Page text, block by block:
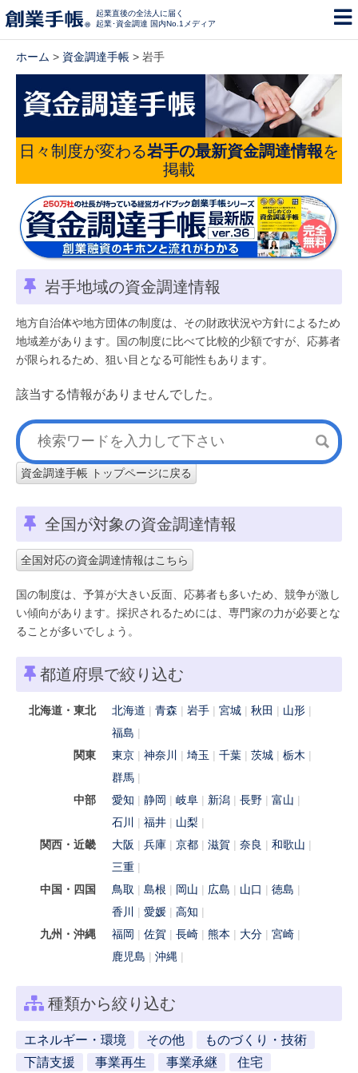
起業直後の全法人に届く
起業･資金調達 国内No.1メディア
ホーム > 資金調達手帳 > 岩手
日々制度が変わる岩手の最新資金調達情報を
掲載
岩手地域の資金調達情報
地方自治体や地方団体の制度は、その財政状況や方針によるため
地域差があります。国の制度に比べて比較的少額ですが、応募者
が限られるため、狙い目となる可能性もあります。
該当する情報がありませんでした。
資金調達手帳 トップページに戻る
全国が対象の資金調達情報
全国対応の資金調達情報はこちら
国の制度は、予算が大きい反面、応募者も多いため、競争が激し
い傾向があります。採択されるためには、専門家の力が必要とな
ることが多いでしょう。
都道府県で絞り込む
北海道・東北 北海道 青森 岩手 宮城 秋田
山形
福島
関東
東京 神奈川 埼玉 千葉 茨城
栃木
群馬
中部
愛知 静岡 岐阜 新潟 長野
富山
石川
福井
山梨
関西・近畿
大阪 兵庫 京都 滋賀 奈良
和歌山
三重
中国・四国
鳥取 島根 岡山 広島 山口
徳島
香川
愛媛
高知
九州・沖縄
福岡 佐賀 長崎 熊本 大分
宮崎
鹿児島
沖縄
種類から絞り込む
エネルギー・環境 その他
ものづくり・技術
下請支援
事業再生 事業承継
住宅